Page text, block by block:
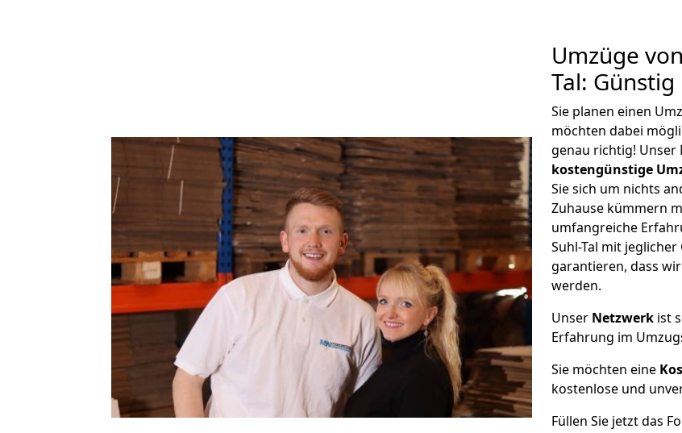
Umzüge
Tal:
Sie planen einen
möchten dabei
genau richtig! Unser
kostengünstige
Sie sich um nichts
Zuhause kümmern
umfangreiche
Suhl-Tal mit
garantieren, dass
werden.
Unser Netzwerk ist
Erfahrung im
Sie möchten eine
kostenlose und
Füllen Sie jetzt das